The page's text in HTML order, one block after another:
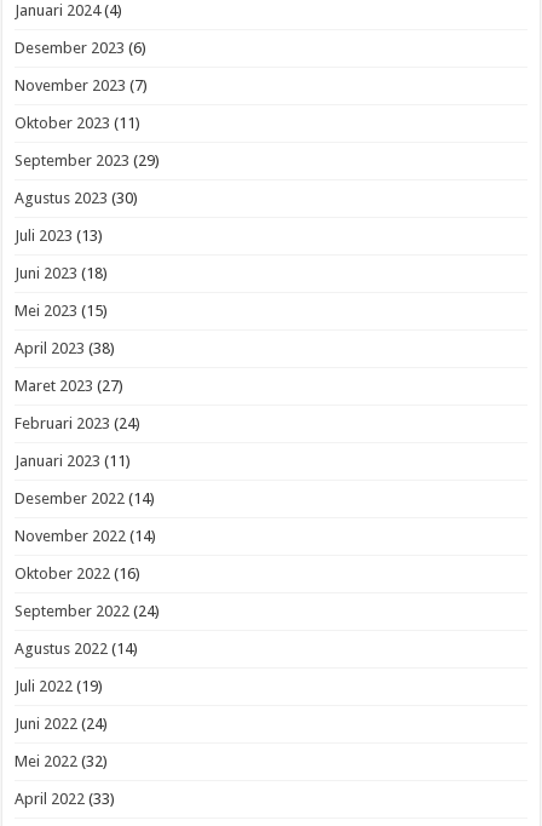
Januari 2024(4)
Desember 2023 (6)
November 2023 (7)
Oktober 2023 (11)
September 2023 (29)
Agustus 2023 (30)
Juli 2023 (13)
Juni 2023 (18)
Mei 2023 (15)
April 2023 (38)
Maret 2023 (27)
Februari 2023 (24)
Januari 2023 (11)
Desember 2022 (14)
November 2022 (14)
Oktober 2022 (16)
September 2022 (24)
Agustus 2022 (14)
Juli 2022 (19)
Juni 2022 (24)
Mei 2022 (32)
April 2022 (33)